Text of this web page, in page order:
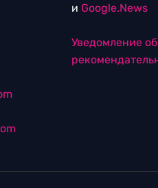
и Google.News
Уведомление